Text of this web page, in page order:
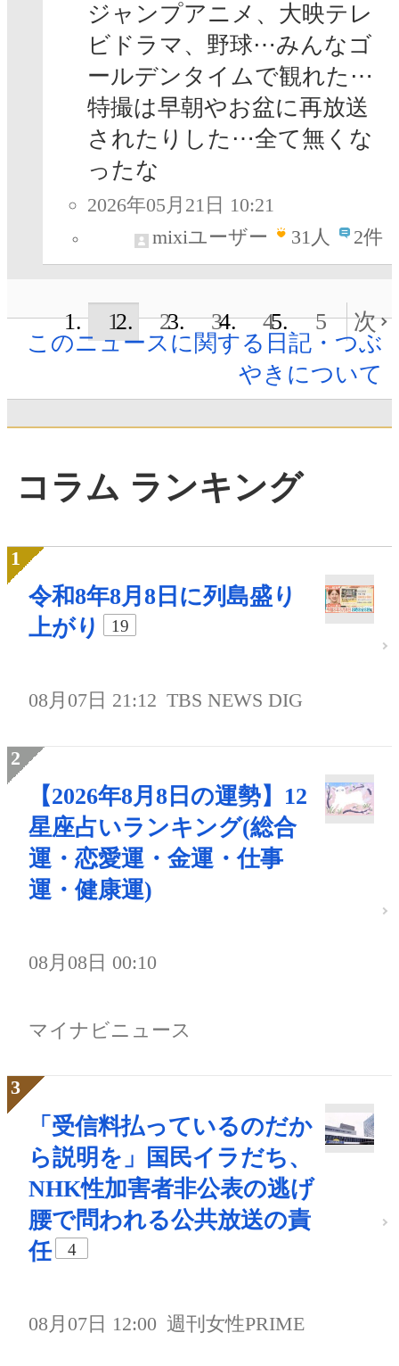
ジャンプアニメ、大映テレ
ビドラマ、野球⋯みんなゴ
ールデンタイムで観れた⋯
特撮は早朝やお盆に再放送
されたりした⋯全て無くな
ったな
2026年05月21日 10:21
mixiユーザー
31人 2件
1 2 3 4 5
次
このニュースに関する日記・つぶ
やきについて
コラム ランキング
令和8年8月8日に列島盛り
上がり
19
08月07日 21:12 TBS NEWS DIG
【2026年8月8日の運勢】12
星座占いランキング(総合
運・恋愛運・金運・仕事
運・健康運)
08月08日 00:10
マイナビニュース
「受信料払っているのだか
ら説明を」国民イラだち、
NHK性加害者非公表の逃げ
腰で問われる公共放送の責
任
4
08月07日 12:00 週刊女性PRIME